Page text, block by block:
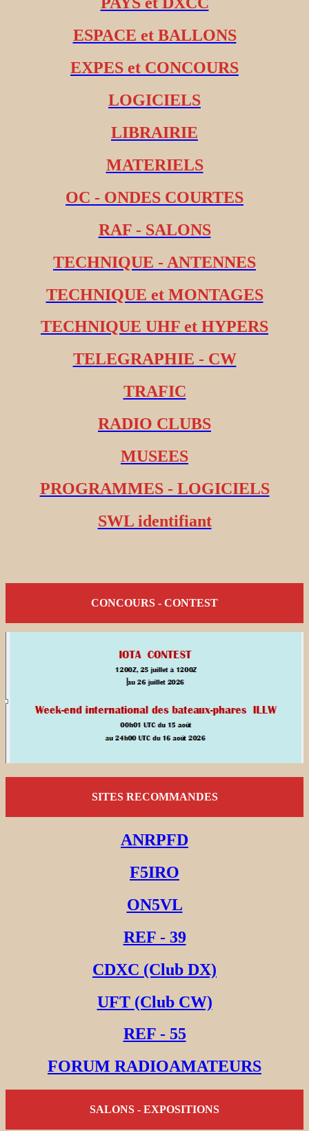
ESPACE et BALLONS
EXPES et CONCOURS
LOGICIELS
LIBRAIRIE
MATERIELS
OC - ONDES COURTES
RAF - SALONS
TECHNIQUE - ANTENNES
TECHNIQUE et MONTAGES
TECHNIQUE UHF et HYPERS
TELEGRAPHIE - CW
TRAFIC
RADIO CLUBS
MUSEES
PROGRAMMES - LOGICIELS
SWL identifiant
CONCOURS - CONTEST
SITES RECOMMANDES
ANRPFD
F5IRO
ON5VL
REF - 39
CDXC (Club DX)
UFT (Club CW)
REF - 55
FORUM RADIOAMATEURS
SALONS - EXPOSITIONS